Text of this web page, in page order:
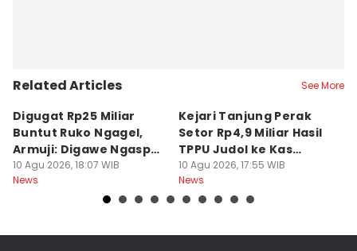
Related Articles See More
Digugat Rp25 Miliar
Buntut Ruko Ngagel,
Armuji: Digawe Ngaspal
Ae Poo
10 Agu 2026, 18:07 WIB
News
Kejari Tanjung Perak
Setor Rp4,9 Miliar Hasil
TPPU Judol ke Kas
Negara
10 Agu 2026, 17:55 WIB
News